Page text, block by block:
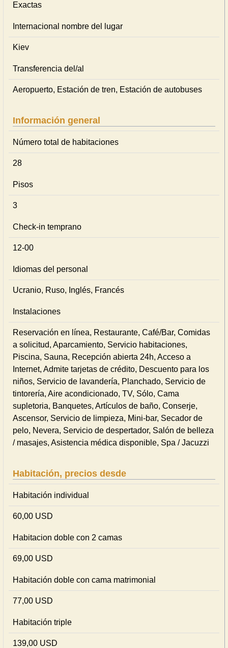
Exactas
Internacional nombre del lugar
Kiev
Transferencia del/al
Aeropuerto, Estación de tren, Estación de autobuses
Información general
Número total de habitaciones
28
Pisos
3
Check-in temprano
12-00
Idiomas del personal
Ucranio, Ruso, Inglés, Francés
Instalaciones
Reservación en línea, Restaurante, Café/Bar, Comidas
a solicitud, Aparcamiento, Servicio habitaciones,
Piscina, Sauna, Recepción abierta 24h, Acceso a
Internet, Admite tarjetas de crédito, Descuento para los
niños, Servicio de lavandería, Planchado, Servicio de
tintorería, Aire acondicionado, TV, Sólo, Cama
supletoria, Banquetes, Artículos de baño, Conserje,
Ascensor, Servicio de limpieza, Mini-bar, Secador de
pelo, Nevera, Servicio de despertador, Salón de belleza
/ masajes, Asistencia médica disponible, Spa / Jacuzzi
Habitación, precios desde
Habitación individual
60,00 USD
Habitacion doble con 2 camas
69,00 USD
Habitación doble con cama matrimonial
77,00 USD
Habitación triple
139,00 USD